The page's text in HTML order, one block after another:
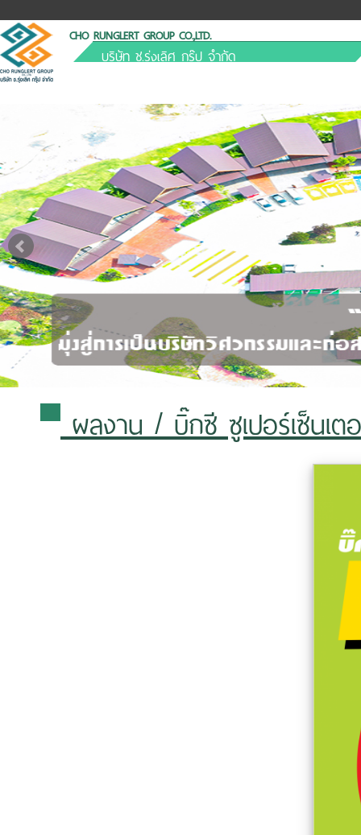
CHO RUNGLERT GROUP CO.,LTD.
บริษัท ช.รุ่งเลิศ กรุ๊ป จำกัด
ผลงาน/ บิ๊กซี ซูเปอร์เซ็นเต